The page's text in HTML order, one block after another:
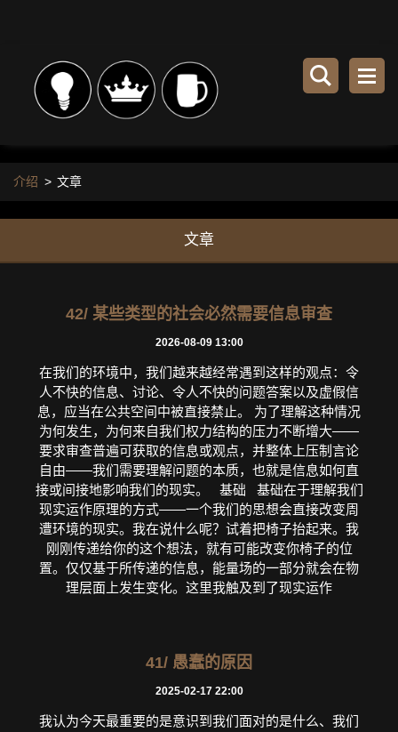
介绍 > 文章
文章
42/ 某些类型的社会必然需要信息审查
2026-08-09 13:00
在我们的环境中，我们越来越经常遇到这样的观点：令
人不快的信息、讨论、令人不快的问题答案以及虚假信
息，应当在公共空间中被直接禁止。 为了理解这种情况
为何发生，为何来自我们权力结构的压力不断增大——
要求审查普遍可获取的信息或观点，并整体上压制言论
自由——我们需要理解问题的本质，也就是信息如何直
接或间接地影响我们的现实。 基础 基础在于理解我们
现实运作原理的方式——一个我们的思想会直接改变周
遭环境的现实。我在说什么呢？试着把椅子抬起来。我
刚刚传递给你的这个想法，就有可能改变你椅子的位
置。仅仅基于所传递的信息，能量场的一部分就会在物
理层面上发生变化。这里我触及到了现实运作
41/ 愚蠢的原因
2025-02-17 22:00
我认为今天最重要的是意识到我们面对的是什么、我们